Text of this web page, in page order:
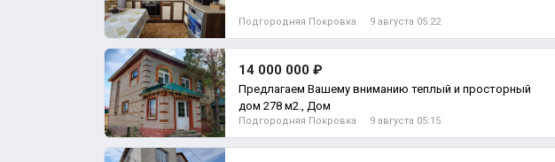
Подгородняя Покровка 9 августа 05:22
14 000 000 ₽
Предлагаем Вашему вниманию теплый и просторный
дом 278 м2., Дом
Подгородняя Покровка 9 августа 05:15